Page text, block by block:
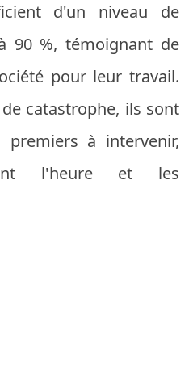
d'un niveau de
90 %, témoignant de
pour leur travail.
catastrophe, ils sont
à intervenir,
l'heure et les